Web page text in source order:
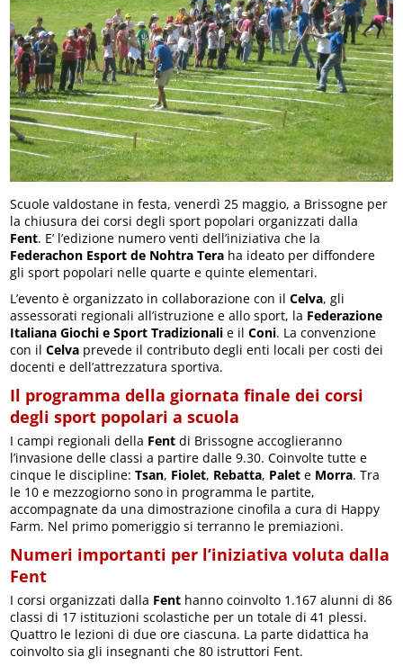
Scuole valdostane in festa, venerdì 25 maggio, a Brissogne per
la chiusura dei corsi degli sport popolari organizzati dalla
Fent. E’ l’edizione numero venti dell’iniziativa che la
Federachon Esport de Nohtra Tera ha ideato per diffondere
gli sport popolari nelle quarte e quinte elementari.
L’evento è organizzato in collaborazione con ilCelva, gli
assessorati regionali all’istruzione e allo sport, la Federazione
Italiana Giochi e Sport Tradizionali e ilConi. La convenzione
con ilCelva prevede il contributo degli enti locali per costi dei
docenti e dell’attrezzatura sportiva.
Il programma della giornata finale dei corsi
degli sport popolari a scuola
I campi regionali della Fent di Brissogne accoglieranno
l’invasione delle classi a partire dalle 9.30. Coinvolte tutte e
cinque le discipline:Tsan, Fiolet, Rebatta, Palet e Morra. Tra
le 10 e mezzogiorno sono in programma le partite,
accompagnate da una dimostrazione cinofila a cura di Happy
Farm. Nel primo pomeriggio si terranno le premiazioni.
Numeri importanti per l’iniziativa voluta dalla
Fent
I corsi organizzati dalla Fent hanno coinvolto 1.167 alunni di 86
classi di 17 istituzioni scolastiche per un totale di 41 plessi.
Quattro le lezioni di due ore ciascuna. La parte didattica ha
coinvolto sia gli insegnanti che 80 istruttori Fent.